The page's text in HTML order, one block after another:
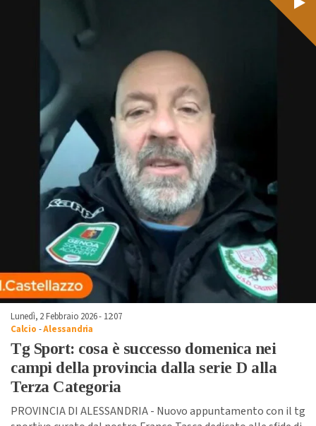
Lunedì, 2 Febbraio 2026 - 12:07
Calcio -Alessandria
Tg Sport: cosa è successo domenica nei
campi della provincia dalla serie D alla
Terza Categoria
PROVINCIA DI ALESSANDRIA - Nuovo appuntamento con il tg